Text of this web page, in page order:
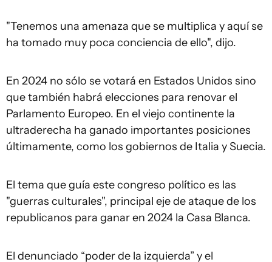
"Tenemos una amenaza que se multiplica y aquí se
ha tomado muy poca conciencia de ello", dijo.
En 2024 no sólo se votará en Estados Unidos sino
que también habrá elecciones para renovar el
Parlamento Europeo. En el viejo continente la
ultraderecha ha ganado importantes posiciones
últimamente, como los gobiernos de Italia y Suecia.
El tema que guía este congreso político es las
"guerras culturales", principal eje de ataque de los
republicanos para ganar en 2024 la Casa Blanca.
El denunciado “poder de la izquierda” y el